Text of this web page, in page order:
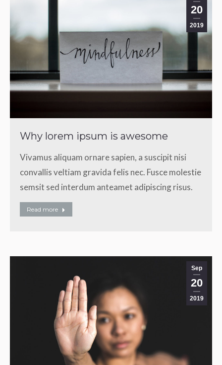
20
2019
Why lorem ipsum is awesome
Vivamus aliquam ornare sapien, a suscipit nisi
convallis veltiam gravida felis nec. Fusce molestie
semsit sed interdum anteamet adipiscing risus.
Read more
Sep
20
2019